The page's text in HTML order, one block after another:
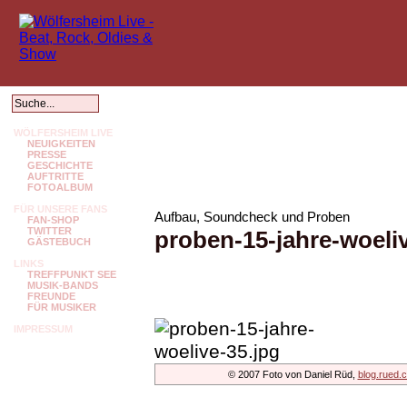
Aufbau, Soundcheck und Proben
proben-15-jahre-
© 2007 Foto von Daniel Rüd,
WÖLFERSHEIM LIVE
NEUIGKEITEN
PRESSE
GESCHICHTE
AUFTRITTE
FOTOALBUM
FÜR UNSERE FANS
FAN-SHOP
TWITTER
GÄSTEBUCH
LINKS
TREFFPUNKT SEE
MUSIK-BANDS
FREUNDE
FÜR MUSIKER
IMPRESSUM